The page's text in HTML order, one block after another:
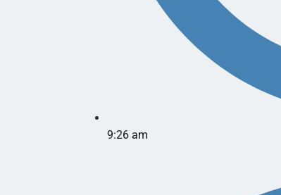
9:26 am